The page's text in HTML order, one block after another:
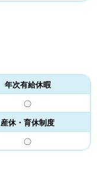
年次有給休暇
〇
産休・育休制度
〇